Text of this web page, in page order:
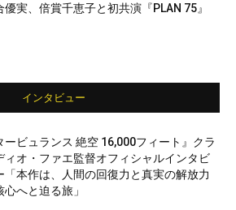
優実、倍賞千恵子と初共演『PLAN 75』
インタビュー
ービュランス 絶空 16,000フィート』クラ
ィオ・ファエ監督オフィシャルインタビ
「本作は、人間の回復力と真実の解放力
心へと迫る旅」